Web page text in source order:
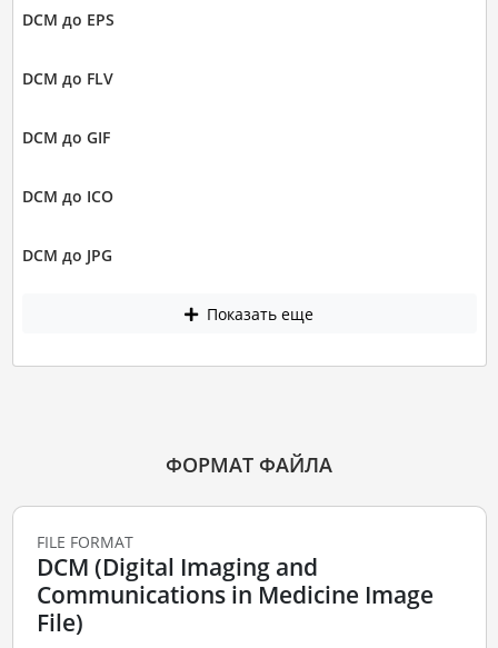
DCM до EPS
DCM до FLV
DCM до GIF
DCM до ICO
DCM до JPG
Показать еще
ФОРМАТ ФАЙЛА
FILE FORMAT
DCM (Digital Imaging and
Communications in Medicine Image
File)